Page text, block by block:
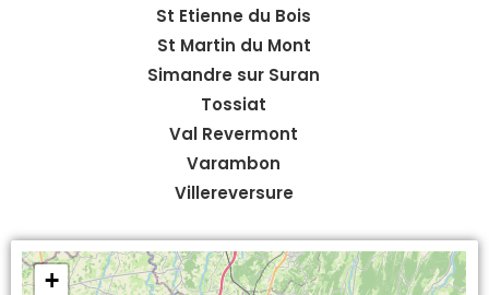
St Etienne du Bois
St Martin du Mont
Simandre sur Suran
Tossiat
Val Revermont
Varambon
Villereversure
+